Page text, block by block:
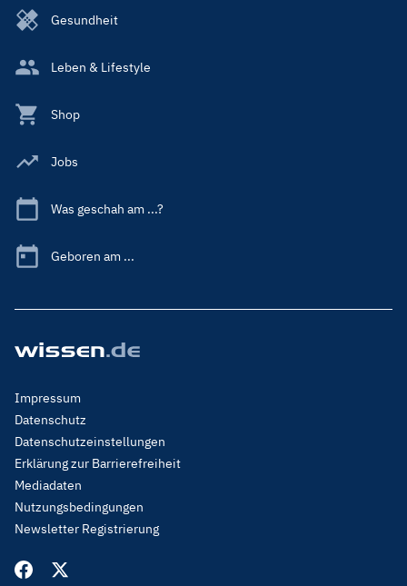
Gesundheit
Leben & Lifestyle
Shop
Jobs
Was geschah am ...?
Geboren am ...
Footer
Menu
Legal
Impressum
Datenschutz
Datenschutzeinstellungen
Erklärung zur Barrierefreiheit
Mediadaten
Nutzungsbedingungen
Newsletter Registrierung